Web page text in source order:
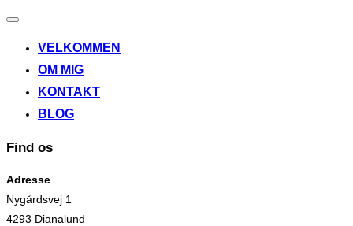
Slå
til/fra
VELKOMMEN
OM MIG
KONTAKT
BLOG
Find os
Adresse
Nygårdsvej 1
4293 Dianalund